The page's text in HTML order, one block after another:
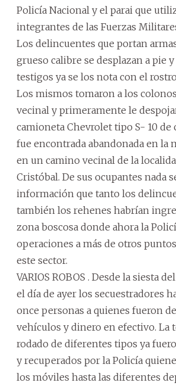
Policía Nacional y el parai que
integrantes de las Fuerzas
Los delincuentes que portan
grueso calibre se desplazan a pie
testigos ya se los nota con el
Los mismos tomaron a los
vecinal y primeramente le
camioneta Chevrolet tipo S- 10 de
fue encontrada abandonada en la
en un camino vecinal de la
Cristóbal. De sus ocupantes nada
información que tanto los
también los rehenes habrían
zona boscosa donde ahora la
operaciones a más de otros
este sector.
VARIOS ROBOS . Desde la siesta
el día de ayer los secuestradores
once personas a quienes fueron
vehículos y dinero en efectivo. La
rodado de diferentes tipos ya
y recuperados por la Policía
los móviles hasta las diferentes